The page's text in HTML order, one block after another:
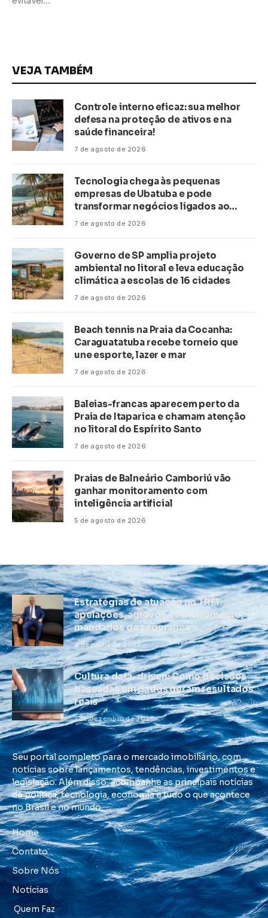
VEJA TAMBÉM
Controle interno eficaz: sua melhor
defesa na proteção de ativos e na
saúde financeira!
7 de agosto de 2026
Tecnologia chega às pequenas
empresas de Ubatuba e pode
transformar negócios ligados ao
turismo no litoral
7 de agosto de 2026
Governo de SP amplia projeto
ambiental no litoral e leva educação
climática a escolas de 16 cidades
7 de agosto de 2026
Beach tennis na Praia da Cocanha:
Caraguatatuba recebe torneio que
une esporte, lazer e mar
7 de agosto de 2026
Baleias-francas aparecem perto da
Praia de Itaparica e chamam atenção
no litoral do Espírito Santo
7 de agosto de 2026
Praias de Balneário Camboriú vão
ganhar monitoramento com
inteligência artificial
5 de agosto de 2026
Estratégias de atuação no TRF1:
apelações, agravos de instrumento,
mandados de segurança
9 de junho de 2025
Cultura data-driven: Como decisões
baseadas em dados geram resultados
reais
1 de dezembro de 2025
Seu portal completo para o mercado imobiliário, com
notícias sobre lançamentos, tendências, investimentos e
legislação. Além disso, acompanhe as principais notícias
de política, tecnologia, economia e tudo o que acontece
no Brasil e no mundo.
Home
Contato
Sobre Nós
Notícias
Quem Faz